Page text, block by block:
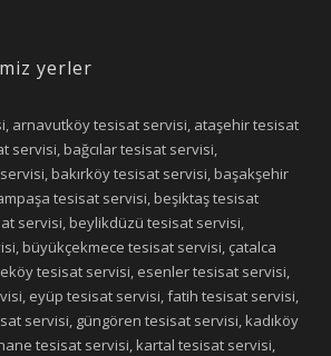
yerler
arnavutköy tesisat servisi, ataşehir tesisat
servisi, bağcılar tesisat servisi,
bakırköy tesisat servisi, başakşehir
tesisat servisi, beşiktaş tesisat
servisi, beylikdüzü tesisat servisi,
büyükçekmece tesisat servisi, çatalca
tesisat servisi, esenler tesisat servisi,
eyüp tesisat servisi, fatih tesisat servisi,
servisi, güngören tesisat servisi, kadıköy
tesisat servisi, kartal tesisat servisi,